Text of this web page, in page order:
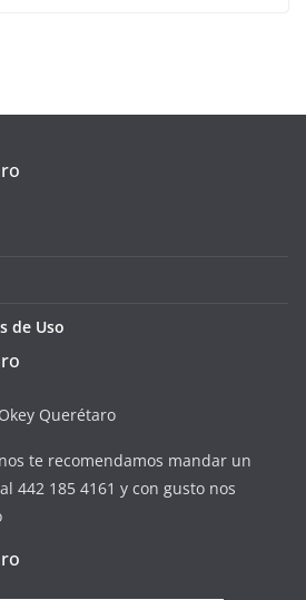
de Uso
Querétaro
te recomendamos mandar un
442 185 4161 y con gusto nos